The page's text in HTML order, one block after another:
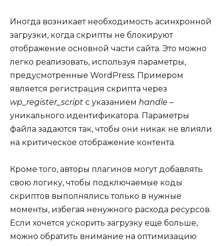
Иногда возникает необходимость асинхронной
загрузки, когда скрипты не блокируют
отображение основной части сайта. Это можно
легко реализовать, используя параметры,
предусмотренные WordPress. Примером
является регистрация скрипта через
wp_register_script с указанием handle –
уникального идентификатора. Параметры
файла задаются так, чтобы они никак не влияли
на критическое отображение контента.
Кроме того, авторы плагинов могут добавлять
свою логику, чтобы подключаемые коды
скриптов выполнялись только в нужные
моменты, избегая ненужного расхода ресурсов.
Если хочется ускорить загрузку ещё больше,
можно обратить внимание на оптимизацию